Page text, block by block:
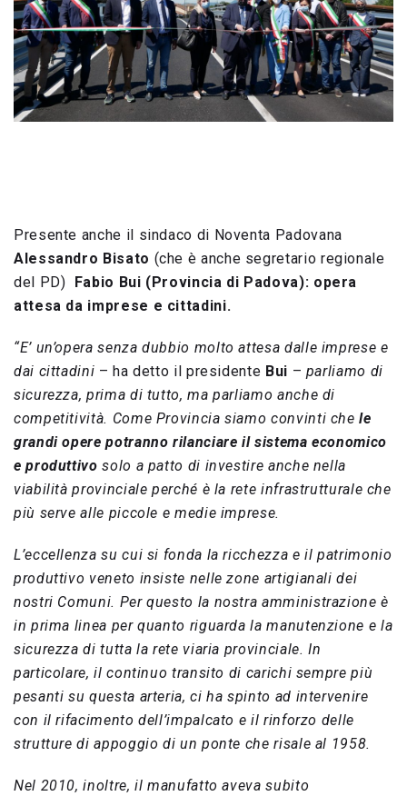
Presente anche il sindaco di Noventa Padovana
Alessandro Bisato (che è anche segretario regionale
del PD)
Fabio Bui (Provincia di Padova): opera
attesa da imprese e cittadini.
“E’ un’opera senza dubbio molto attesa dalle imprese e
dai cittadini – ha detto il presidente Bui – parliamo di
sicurezza, prima di tutto, ma parliamo anche di
competitività. Come Provincia siamo convinti chele
grandi opere potranno rilanciare il sistema economico
e produttivo solo a patto di investire anche nella
viabilità provinciale perché è la rete infrastrutturale che
più serve alle piccole e medie imprese.
L’eccellenza su cui si fonda la ricchezza e il patrimonio
produttivo veneto insiste nelle zone artigianali dei
nostri Comuni. Per questo la nostra amministrazione è
in prima linea per quanto riguarda la manutenzione e la
sicurezza di tutta la rete viaria provinciale. In
particolare, il continuo transito di carichi sempre più
pesanti su questa arteria, ci ha spinto ad intervenire
con il rifacimento dell’impalcato e il rinforzo delle
strutture di appoggio di un ponte che risale al 1958.
Nel 2010, inoltre, il manufatto aveva subito